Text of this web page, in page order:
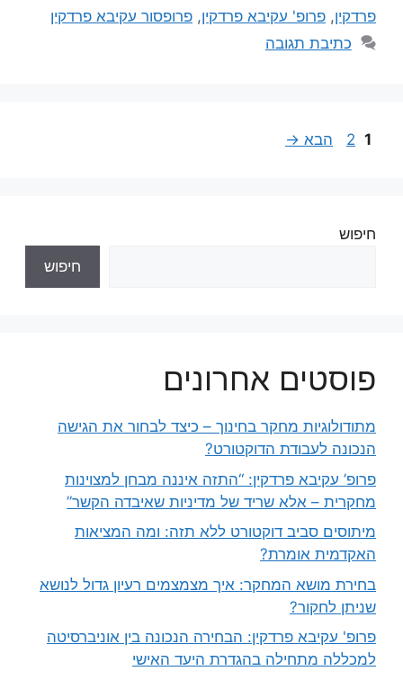
פרדקין, פרופ' עקיבא פרדקין, פרופסור עקיבא פרדקין
כתיבת תגובה
1
2 הבא →
חיפוש
חיפוש
פוסטים אחרונים
מתודולוגיות מחקר בחינוך – כיצד לבחור את הגישה
הנכונה לעבודת הדוקטורט?
פרופ’ עקיבא פרדקין: “התזה איננה מבחן למצוינות
מחקרית – אלא שריד של מדיניות שאיבדה הקשר”
מיתוסים סביב דוקטורט ללא תזה: ומה המציאות
האקדמית אומרת?
בחירת מושא המחקר: איך מצמצמים רעיון גדול לנושא
שניתן לחקור?
פרופ' עקיבא פרדקין: הבחירה הנכונה בין אוניברסיטה
למכללה מתחילה בהגדרת היעד האישי